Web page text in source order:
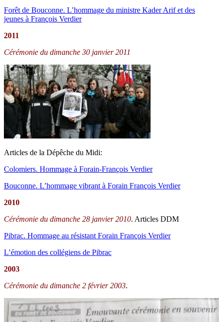
Forêt de Bouconne. L’hommage du ministre Kader Arif et des
jeunes à François Verdier
2011
Cérémonie du dimanche 30 janvier 2011
Articles de la Dépêche du Midi:
Colomiers. Hommage à Forain-François Verdier
Bouconne. L’hommage vibrant à Forain François Verdier
2010
Cérémonie du dimanche 28 janvier 2010. Articles DDM
Pibrac. Hommage au résistant Forain François Verdier
L’émotion des collégiens de Pibrac
2003
Cérémonie du dimanche 2 février 2003.